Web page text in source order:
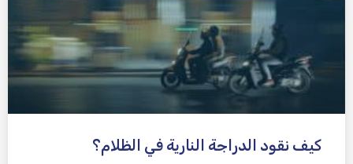
كيف نقود الدراجة النارية في الظلام؟